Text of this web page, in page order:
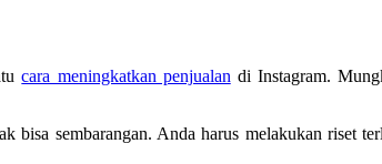
cara meningkatkan penjualan di Instagram.
bisa sembarangan. Anda harus melakukan riset